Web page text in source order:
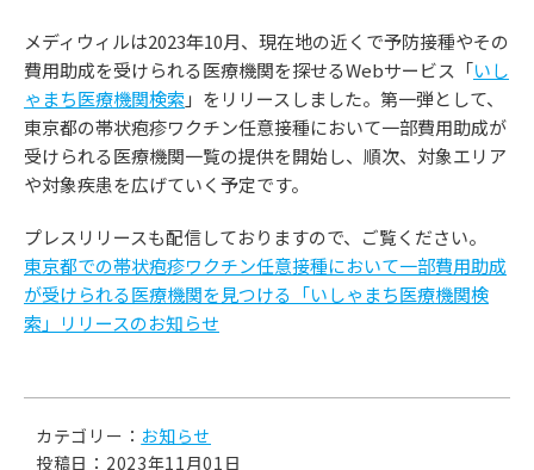
メディウィルは2023年10月、現在地の近くで予防接種やその
費用助成を受けられる医療機関を探せるWebサービス「いし
ゃまち医療機関検索 」をリリースしました。第一弾として、
東京都の帯状疱疹ワクチン任意接種において一部費用助成が
受けられる医療機関一覧の提供を開始し、順次、対象エリア
や対象疾患を広げていく予定です。
プレスリリースも配信しておりますので、ご覧ください。
東京都での帯状疱疹ワクチン任意接種において一部費用助成
が受けられる医療機関を見つける「いしゃまち医療機関検
索」リリースのお知らせ
カテゴリー： お知らせ
投稿日：2023年11月01日